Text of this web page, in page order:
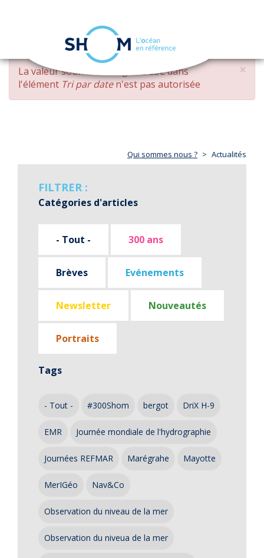
Aller
contenu
principal
navigation
×
MESSAGE
D'ERREUR
La valeur soumise changed DESCdans
l'élément Tri par daten'est pas autorisée
Qui sommes nous ? Actualités
FILTRER :
Catégories d'articles
- Tout - 300 ans
Brèves Evénements
Newsletter Nouveautés
Portraits
Tags
- Tout - #300Shom bergot DriX H-9
EMR Journée mondiale de l'hydrographie
Journées REFMAR Marégrahe Mayotte
MerIGéo Nav&Co
Observation du niveau de la mer
Observation du niveua de la mer